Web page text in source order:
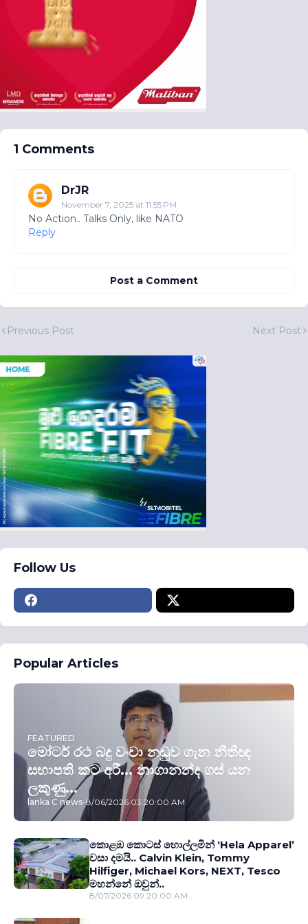
1 Comments
DrJR
November 7, 2025 at 11:55 PM
No Action.. Talks Only, like NATO
Reply
Post a Comment
Previous Post Next Post
Follow Us
Popular Articles
FEATURED
මෝටර් රථ බදු වංචා නඩුව ගැන නීතීඥ
සභාපති කට අරී... නාගානන්ද ගස් යන
ලකුණු...
lanka C news-8/06/2026 03:20:00 AM
කොළඹ කොටස් හොල්ලමින් ‘Hela Apparel’
වසා දමයි.. Calvin Klein, Tommy
Hilfiger, Michael Kors, NEXT, Tesco
මහන්නේ ඔවුන්..
8/07/2026 09:20:00 AM